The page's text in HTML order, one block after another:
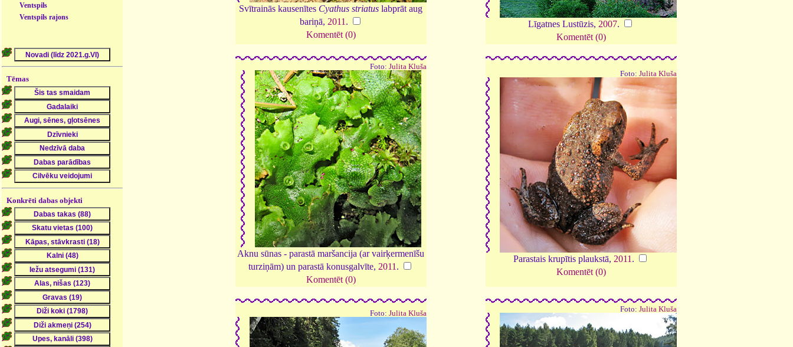
Ventspils
Ventspils rajons
Tēmas
Konkrēti dabas objekti
Svītrainās kausenītes Cyathus striatus labprāt aug
bariņā, 2011 .
Komentēt (0)
Līgatnes Lustūzis, 2007.
Komentēt (0)
Foto: Julita Kluša
Aknu sūnas - parastā maršancija (ar vairķermenīšu
turziņām) un parastā konusgalvīte, 2011 .
Komentēt (0)
Foto: Julita Kluša
Parastais krupītis plaukstā, 2011 .
Komentēt (0)
Foto: Julita Kluša Foto: Julita Kluša